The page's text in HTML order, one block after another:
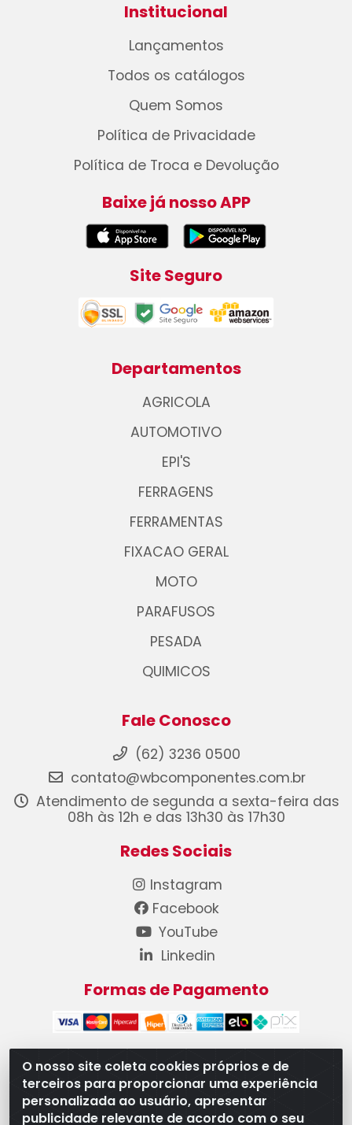
O nosso site coleta cookies próprios e de
terceiros para proporcionar uma experiência
personalizada ao usuário, apresentar
publicidade relevante de acordo com o seu
Institucional
Lançamentos
Todos os catálogos
Quem Somos
Política de Privacidade
Política de Troca e Devolução
Baixe já nosso APP
Site Seguro
Departamentos
AGRICOLA
AUTOMOTIVO
EPI'S
FERRAGENS
FERRAMENTAS
FIXACAO GERAL
MOTO
PARAFUSOS
PESADA
QUIMICOS
Fale Conosco
(62) 3236 0500
contato@wbcomponentes.com.br
Atendimento de segunda a sexta-feira das
08h às 12h e das 13h30 às 17h30
Redes Sociais
Instagram
Facebook
YouTube
Linkedin
Formas de Pagamento
WB Componentes Automotivos LTDA - CNPJ
08.528.393/0001-12 - Rua do Níquel, 667 - Parque
Oeste Industrial, Goiânia/GO - CEP 74375-660